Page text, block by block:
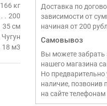
166 кг
200
35 см
Чугун
18 м3
Доставка по
зависимости от
начиная от 200
Самовывоз
Вы можете забрать
нашего магазина
Но предварительно
наличие, позвонив
на сайте телефонам